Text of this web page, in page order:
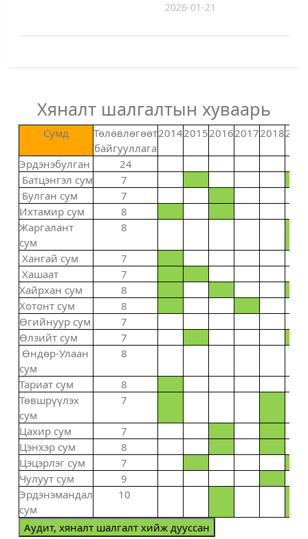
2026-01-21
Хяналт шалгалтын хуваарь
Сумд
Төлөвлөгөөт
байгууллага
20142015201620172018
Эрдэнэбулган
24
Батцэнгэл сум
7
Булган сум
7
Ихтамир сум
8
Жаргалант
сум
8
Хангай сум
7
Хашаат
7
Хайрхан сум
8
Хотонт сум
8
Өгийнуур сум
7
Өлзийт сум
7
Өндөр-Улаан
сум
8
Тариат сум
8
Төвшрүүлэх
сум
7
Цахир сум
7
Цэнхэр сум
8
Цэцэрлэг сум
7
Чулуут сум
9
Эрдэнэмандал
сум
10
Аудит, хяналт шалгалт хийж дууссан